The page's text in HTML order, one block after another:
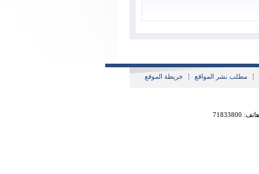
مطلب نشر المواقع خريطة الموقع